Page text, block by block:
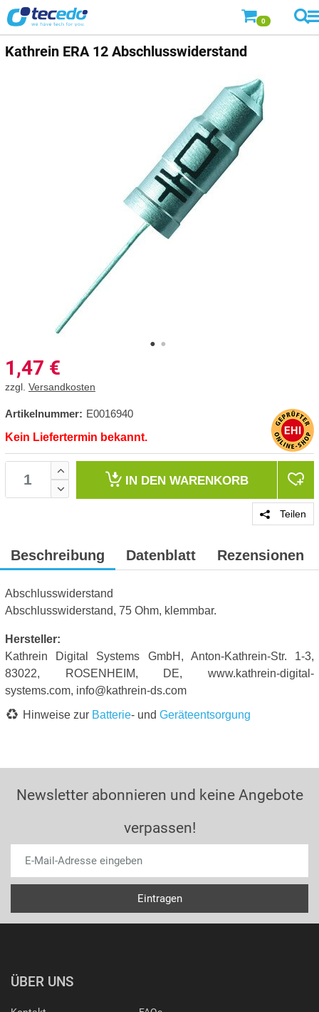
0
Kathrein ERA 12 Abschlusswiderstand
1,47 €
zzgl. Versandkosten
Artikelnummer: E0016940
Kein Liefertermin bekannt.
IN DEN WARENKORB
Teilen
Beschreibung Datenblatt Rezensionen
Abschlusswiderstand
Abschlusswiderstand, 75 Ohm, klemmbar.
Hersteller:
Kathrein Digital Systems GmbH, Anton-Kathrein-Str. 1-3,
83022, ROSENHEIM, DE, www.kathrein-digital-
systems.com, info@kathrein-ds.com
Hinweise zur Batterie- und Geräteentsorgung
Newsletter abonnieren und keine Angebote
verpassen!
ÜBER UNS